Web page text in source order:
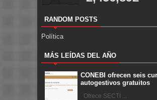
RANDOM POSTS
Política
MÁS LEÍDAS DEL AÑO
CONEBI ofrecen seis
autogestivos gratuitos
Ofrece SECTI ...